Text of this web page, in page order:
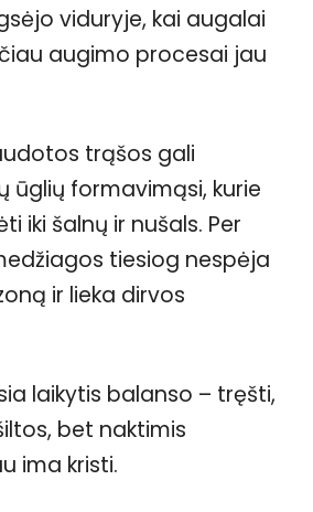
viduryje, kai augalai
augimo procesai jau
trąšos gali
ūglių formavimąsi, kurie
iki šalnų ir nušals. Per
tiesiog nespėja
ir lieka dirvos
laikytis balanso – tręšti,
bet naktimis
ima kristi.